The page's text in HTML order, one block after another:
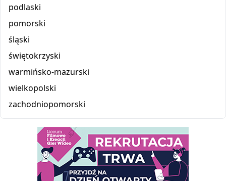
podlaski
pomorski
śląski
świętokrzyski
warmińsko-mazurski
wielkopolski
zachodniopomorski